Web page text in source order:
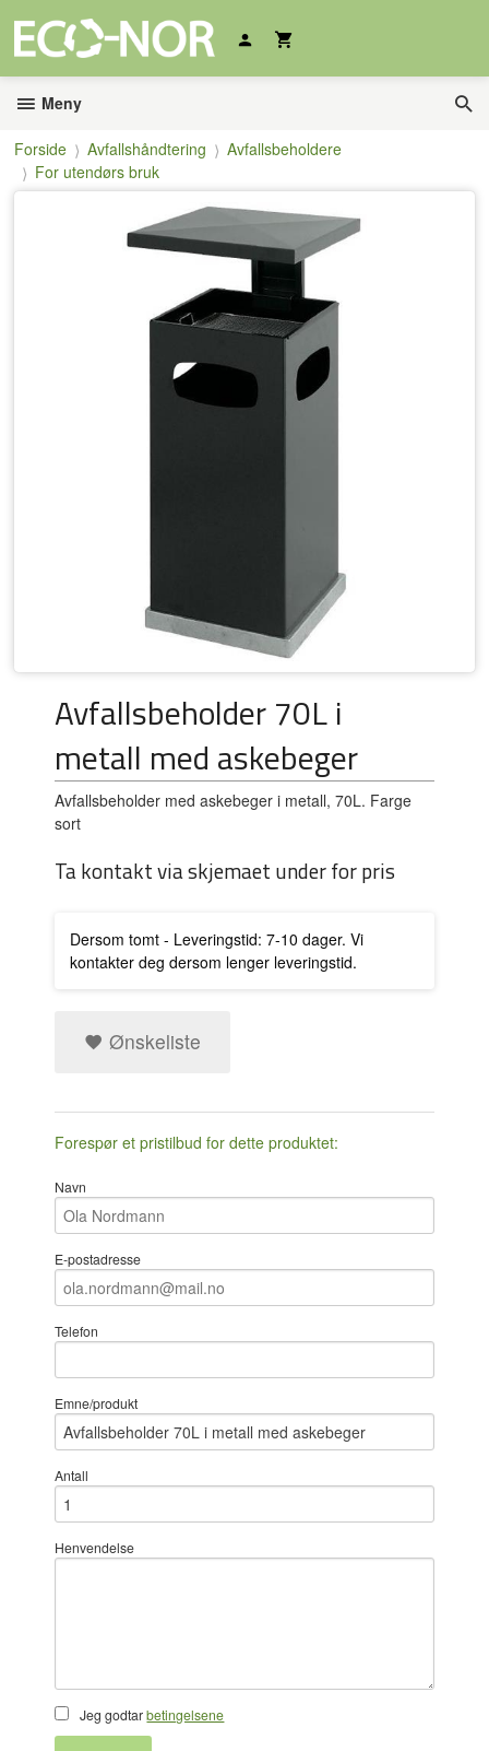
innholdet
Meny
Forside Avfallshåndtering
Avfallsbeholdere
For utendørs bruk
Avfallsbeholder 70L i
metall med askebeger
Avfallsbeholder med askebeger i metall, 70L. Farge
sort
Ta kontakt via skjemaet under for pris
Dersom tomt - Leveringstid: 7-10 dager. Vi
kontakter deg dersom lenger leveringstid.
Ønskeliste
Forespør et pristilbud for dette produktet:
Navn
E-postadresse
Telefon
Emne/produkt
Antall
Henvendelse
Jeg godtarbetingelsene